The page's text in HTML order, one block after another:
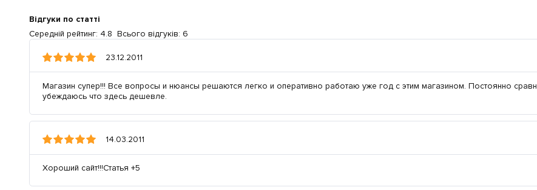
Відгуки по статті
Середній рейтинг: 4.8 Всього відгуків:6
23.12.2011
Магазин супер!!! Все вопросы и нюансы решаются легко и оперативно работаю уже год с этим магазином. Постоянно
убеждаюсь что здесь дешевле.
14.03.2011
Хороший сайт!!!Статья +5